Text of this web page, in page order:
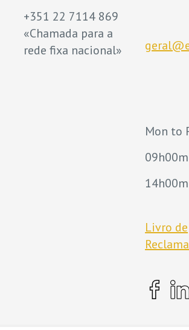
+351 22 7114 869
«Chamada para a
rede fixa nacional»
Mon to
Livro de